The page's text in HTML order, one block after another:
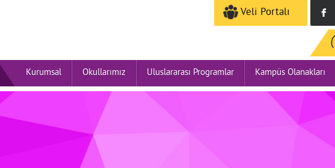
Veli Portalı
Kurumsal Okullarımız Uluslararası Programlar Kampüs Olanakları